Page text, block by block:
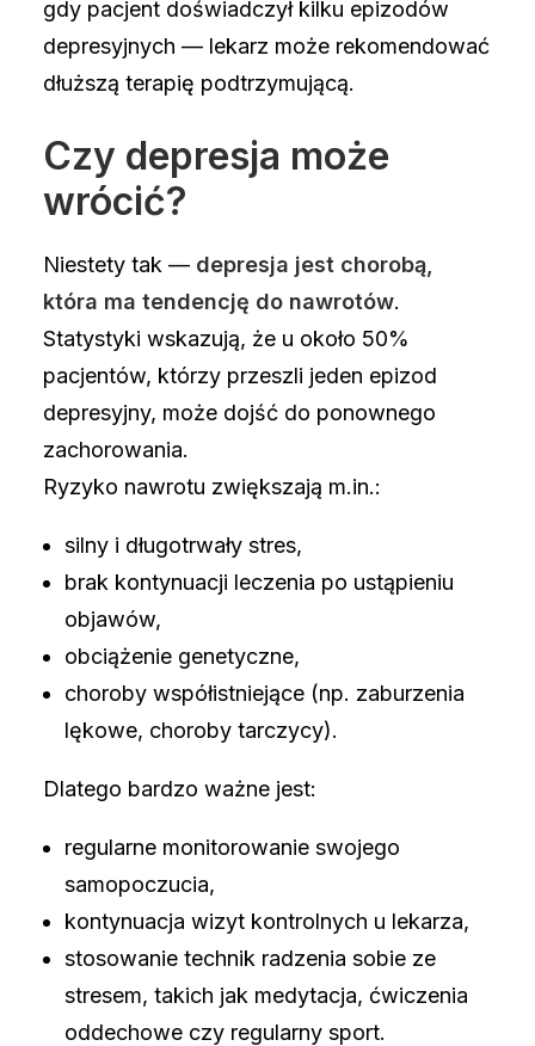
gdy pacjent doświadczył kilku epizodów
depresyjnych — lekarz może rekomendować
dłuższą terapię podtrzymującą.
Czy depresja może
wrócić?
Niestety tak — depresja jest chorobą,
która ma tendencję do nawrotów.
Statystyki wskazują, że u około 50%
pacjentów, którzy przeszli jeden epizod
depresyjny, może dojść do ponownego
zachorowania.
Ryzyko nawrotu zwiększają m.in.:
silny i długotrwały stres,
brak kontynuacji leczenia po ustąpieniu
objawów,
obciążenie genetyczne,
choroby współistniejące (np. zaburzenia
lękowe, choroby tarczycy).
Dlatego bardzo ważne jest:
regularne monitorowanie swojego
samopoczucia,
kontynuacja wizyt kontrolnych u lekarza,
stosowanie technik radzenia sobie ze
stresem, takich jak medytacja, ćwiczenia
oddechowe czy regularny sport.